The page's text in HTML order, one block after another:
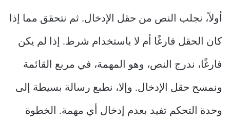
أولاً، نجلب النص من حقل الإدخال. ثم نتحقق مما إذا
كان الحقل فارغًا أم لا باستخدام شرط. إذا لم يكن
فارغًا، ندرج النص، وهو المهمة، في مربع القائمة
ونمسح حقل الإدخال. وإلا، نطبع رسالة بسيطة إلى
وحدة التحكم تفيد بعدم إدخال أي مهمة. الخطوة